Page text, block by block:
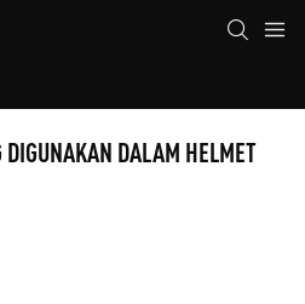
DALAM HELMET